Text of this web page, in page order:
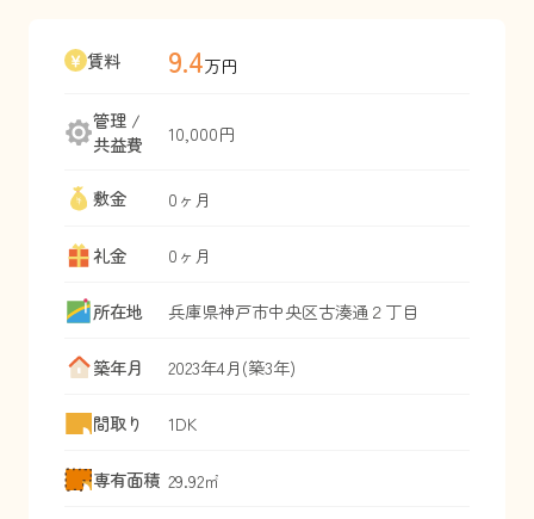
賃料 9.4万円
管理 /
共益費
10,000円
敷金 0ヶ月
礼金 0ヶ月
所在地 兵庫県神戸市中央区古湊通 ２丁目
築年月 2023年4月(築3年)
間取り 1DK
専有面積 29.92㎡